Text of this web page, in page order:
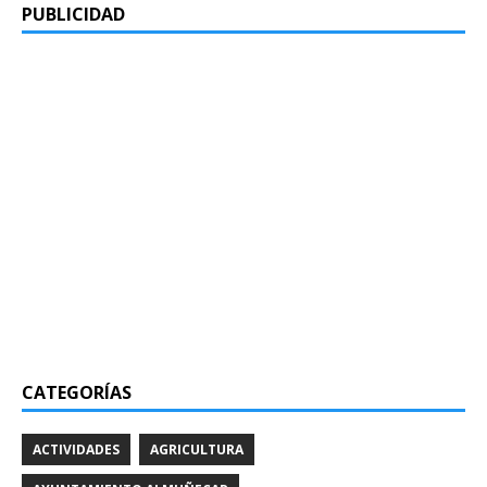
PUBLICIDAD
CATEGORÍAS
ACTIVIDADES AGRICULTURA